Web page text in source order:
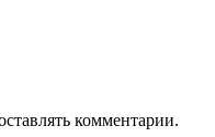
комментарии.